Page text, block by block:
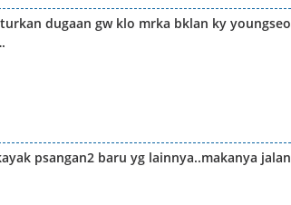
dugaan gw klo mrka bklan ky youngseo
psangan2 baru yg lainnya..makanya jalan